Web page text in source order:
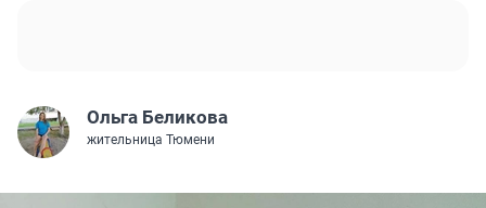
Ольга Беликова
жительница Тюмени